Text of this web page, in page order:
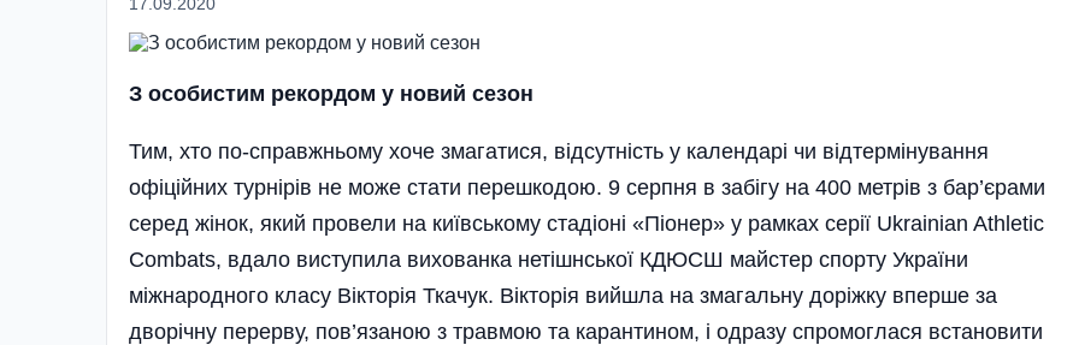
З особистим рекордом у новий сезон
Тим, хто по-справжньому хоче змагатися, відсутність у календарі чи відтермінування
офіційних турнірів не може стати перешкодою. 9 серпня в забігу на 400 метрів з бар’єрами
серед жінок, який провели на київському стадіоні «Піонер» у рамках серії Ukrainian Athletic
Combats, вдало виступила вихованка нетішнської КДЮСШ майстер спорту України
міжнародного класу Вікторія Ткачук. Вікторія вийшла на змагальну доріжку вперше за
дворічну перерву, пов’язаною з травмою та карантином, і одразу спромоглася встановити